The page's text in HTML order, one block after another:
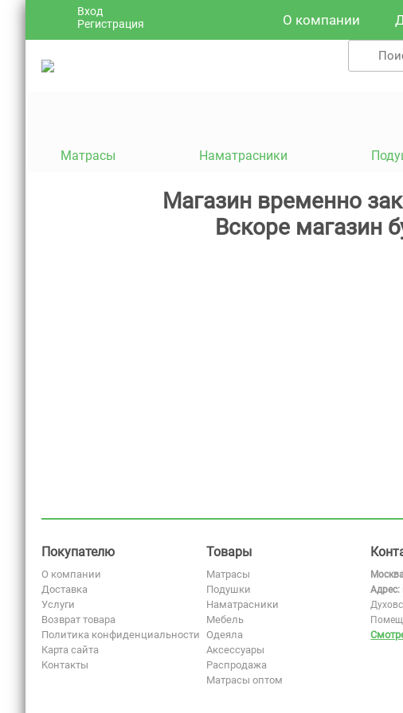
Вход
Регистрация
О компании
Матрасы Наматрасники
Магазин временно
Вскоре магазин
Покупателю
О компании
Доставка
Услуги
Возврат товара
Политика конфиденциальности
Карта сайта
Контакты
Товары
Матрасы
Подушки
Наматрасники
Мебель
Одеяла
Аксессуары
Распродажа
Матрасы оптом
Адрес: